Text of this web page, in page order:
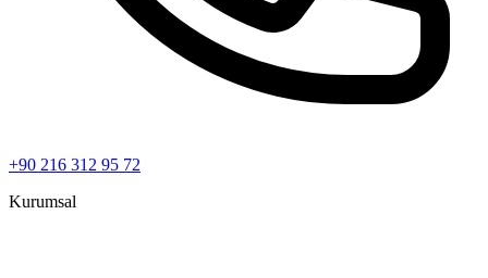
+90 216 312 95 72
Kurumsal